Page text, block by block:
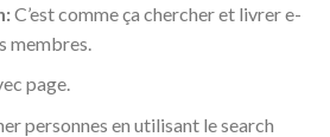
C’est comme ça chercher et livrer e-
membres.
page.
personnes en utilisant le search